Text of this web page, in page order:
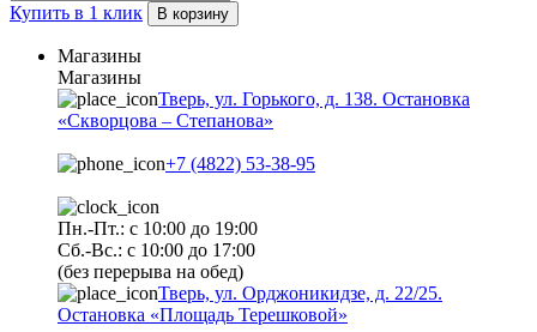
Купить в 1 клик В корзину
Магазины
Магазины
Тверь, ул. Горького, д. 138. Остановка
«Скворцова – Степанова»
+7 (4822) 53-38-95
Пн.-Пт.: с 10:00 до 19:00
Сб.-Вс.: с 10:00 до 17:00
(без перерыва на обед)
Тверь, ул. Орджоникидзе, д. 22/25.
Остановка «Площадь Терешковой»